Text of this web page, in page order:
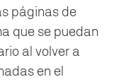
páginas de
que se puedan
al volver a
en el